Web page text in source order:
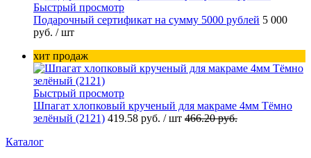
Быстрый просмотр
Подарочный сертификат на сумму 5000 рублей 5 000
руб. / шт
хит продаж
Быстрый просмотр
Шпагат хлопковый крученый для макраме 4мм Тёмно
зелёный (2121) 419.58 руб. / шт 466.20 руб.
Каталог